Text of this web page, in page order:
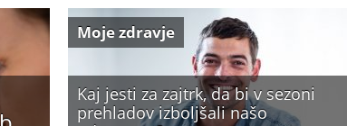
Kaj jesti za zajtrk, da bi v sezoni
prehladov izboljšali našo
Moje zdravje